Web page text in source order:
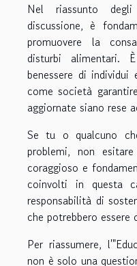
Nel riassunto
discussione, è
promuovere la
disturbi alimentari.
benessere di
come società
aggiornate siano rese
Se tu o qualcuno
problemi, non
coraggioso e
coinvolti in questa
responsabilità di
che potrebbero
Per riassumere,
non è solo una